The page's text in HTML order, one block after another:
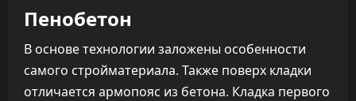
Пенобетон
В основе технологии заложены особенности
самого стройматериала. Также поверх кладки
отличается армопояс из бетона. Кладка первого